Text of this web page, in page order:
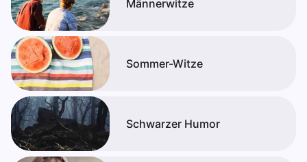
Männerwitze
Sommer-Witze
Schwarzer Humor